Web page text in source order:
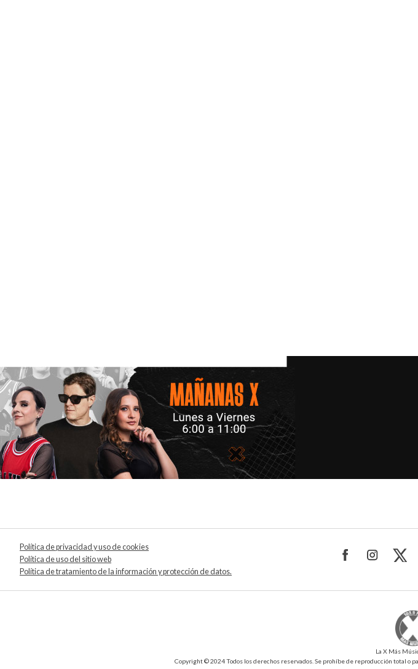
Política de privacidad y uso de cookies
Política de uso del sitio web
Política de tratamiento de la información y protección de datos.
La X Más
Copyright © 2024 Todos los derechos reservados. Se prohíbe de reproducción total o